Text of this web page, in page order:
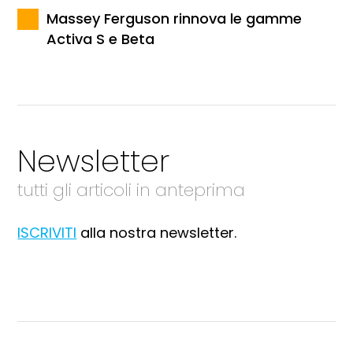
Massey Ferguson rinnova le gamme
Activa S e Beta
Newsletter
tutti gli articoli in anteprima
ISCRIVITI alla nostra newsletter.